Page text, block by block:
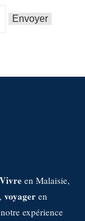
Vivre en Malaisie,
voyager en
expérience